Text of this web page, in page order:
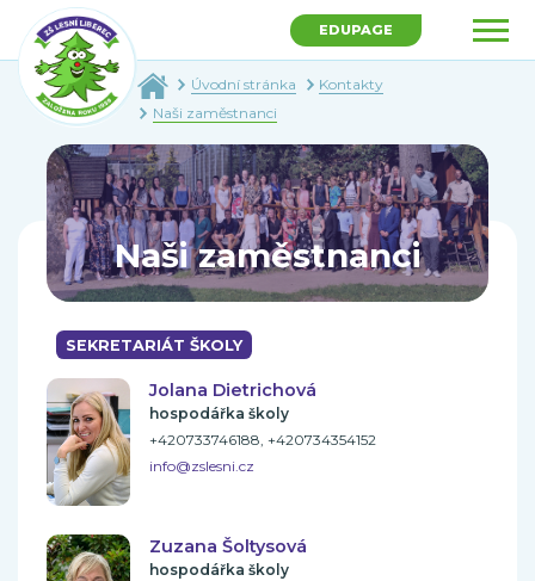
EDUPAGE
Úvodní stránka
Kontakty
Naši zaměstnanci
Naši zaměstnanci
SEKRETARIÁT ŠKOLY
Jolana Dietrichová
hospodářka školy
+420733746188, +420734354152
info@zslesni.cz
Zuzana Šoltysová
hospodářka školy